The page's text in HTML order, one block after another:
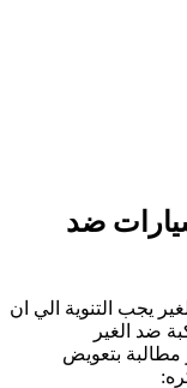
ضد
يجب التنوية الي ان
ضد الغير
مطالبة بتعويض